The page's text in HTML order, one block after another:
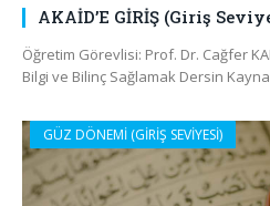
AKAİD’E GİRİŞ (Giriş
Öğretim Görevlisi: Prof. Dr. Cağfer
Bilgi ve Bilinç Sağlamak Dersin
GÜZ DÖNEMİ (GİRİŞ SEVİYESİ)